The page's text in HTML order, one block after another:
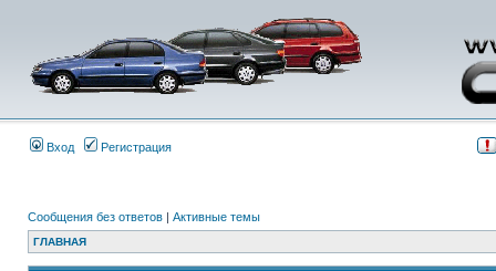
Вход Регистрация
Сообщения без ответов | Активные темы
ГЛАВНАЯ